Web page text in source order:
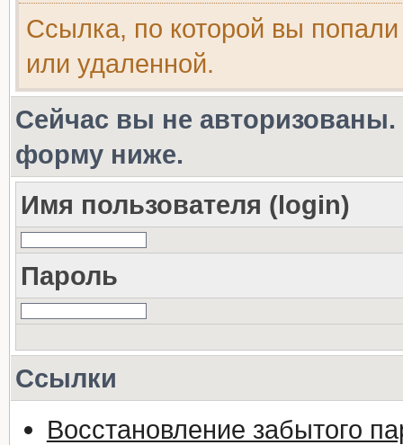
Ссылка, по которой вы
или удаленной.
Сейчас вы не авторизованы.
форму ниже.
Имя пользователя (login)
Пароль
Ссылки
Восстановление забытого